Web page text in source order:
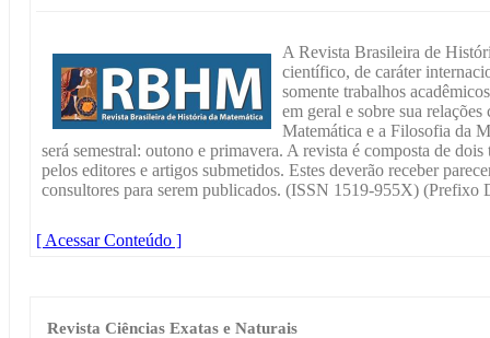
A Revista Brasileira de
científico, de caráter
somente trabalhos
em geral e sobre sua
Matemática e a Filosofia da
será semestral: outono e primavera. A revista é composta de
pelos editores e artigos submetidos. Estes deverão receber
consultores para serem publicados. (ISSN 1519-955X) (Prefixo
[ Acessar Conteúdo ]
Revista Ciências Exatas e Naturais